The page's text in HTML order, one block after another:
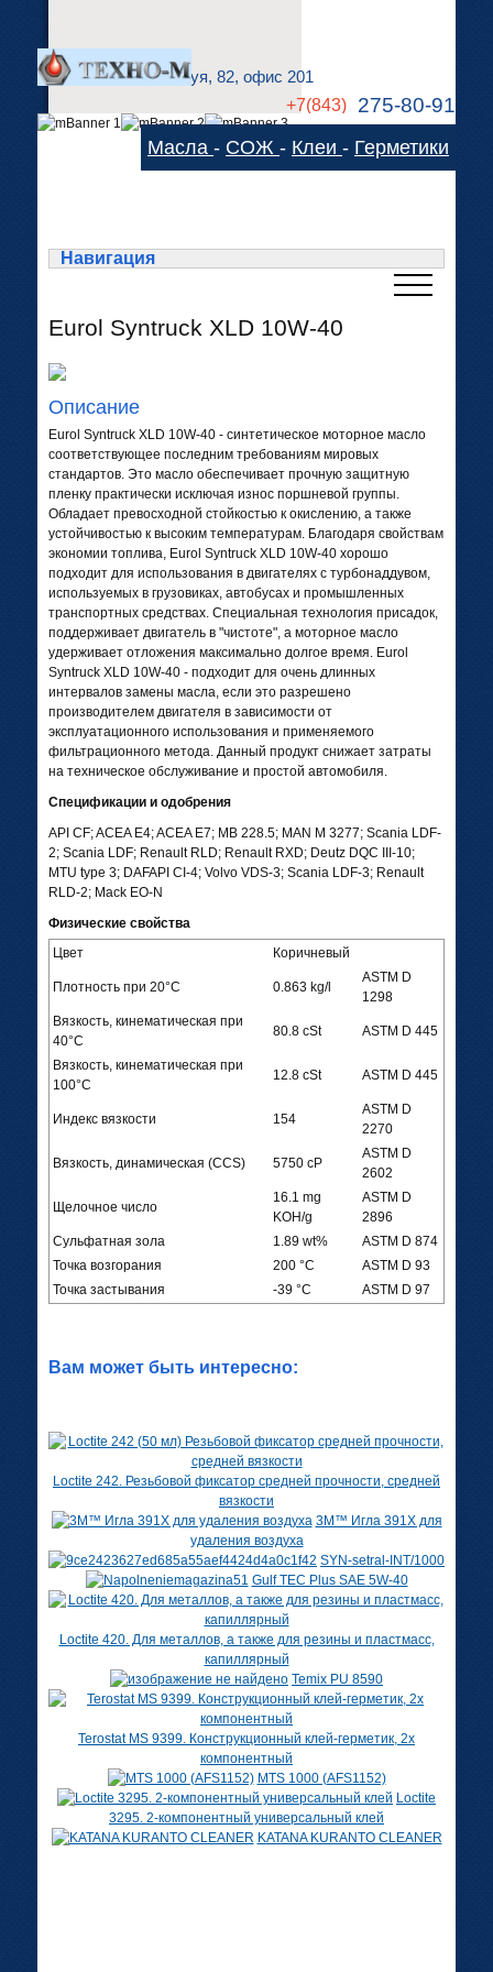
г. Казань, ул. А.Кутуя, 82, офис 201
+7(843)
275-80-91
275-83-78
technom-kazan@mail.ru
Масла - СОЖ - Клеи - Герметики
Навигация
Eurol Syntruck XLD 10W-40
Описание
Eurol Syntruck XLD 10W-40 - синтетическое моторное масло
соответствующее последним требованиям мировых
стандартов. Это масло обеспечивает прочную защитную
пленку практически исключая износ поршневой группы.
Обладает превосходной стойкостью к окислению, а также
устойчивостью к высоким температурам. Благодаря свойствам
экономии топлива, Eurol Syntruck XLD 10W-40 хорошо
подходит для использования в двигателях с турбонаддувом,
используемых в грузовиках, автобусах и промышленных
транспортных средствах. Специальная технология присадок,
поддерживает двигатель в "чистоте", а моторное масло
удерживает отложения максимально долгое время. Eurol
Syntruck XLD 10W-40 - подходит для очень длинных
интервалов замены масла, если это разрешено
производителем двигателя в зависимости от
эксплуатационного использования и применяемого
фильтрационного метода. Данный продукт снижает затраты
на техническое обслуживание и простой автомобиля.
Спецификации и одобрения
API CF; ACEA E4; ACEA E7; MB 228.5; MAN M 3277; Scania LDF-
2; Scania LDF; Renault RLD; Renault RXD; Deutz DQC III-10;
MTU type 3; DAFAPI CI-4; Volvo VDS-3; Scania LDF-3; Renault
RLD-2; Mack EO-N
Физические свойства
Цвет
Коричневый
Плотность при 20°C 0.863 kg/l
ASTM D
1298
Вязкость, кинематическая при
40°C
80.8 cSt ASTM D 445
Вязкость, кинематическая при
100°C
12.8 cSt ASTM D 445
Индекс вязкости 154
ASTM D
2270
Вязкость, динамическая (CCS) 5750 cP
ASTM D
2602
Щелочное число
16.1 mg
KOH/g
ASTM D
2896
Сульфатная зола
1.89 wt%
ASTM D 874
Точка возгорания
200 °C
ASTM D 93
Точка застывания
-39 °C ASTM D 97
Вам может быть интересно:
Loctite 242. Резьбовой фиксатор средней прочности, средней
вязкости
3M™ Игла 391X для
удаления воздуха
SYN-setral-INT/1000
Gulf TEC Plus SAE 5W-40
Loctite 420. Для металлов, а также для резины и пластмасс,
капиллярный
Temix PU 8590
Terostat MS 9399. Конструкционный клей-герметик, 2х
компонентный
MTS 1000 (AFS1152)
Loctite
3295. 2-компонентный универсальный клей
KATANA KURANTO CLEANER